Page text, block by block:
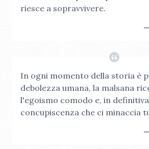
riesce a sopravvivere.
In ogni momento della storia è
debolezza umana, la malsana
l'egoismo comodo e, in
concupiscenza che ci minaccia